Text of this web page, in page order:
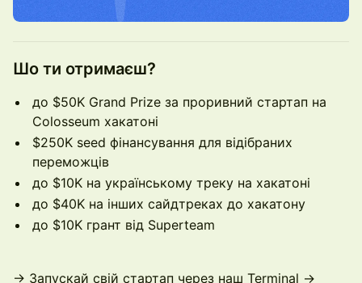
Шо ти отримаєш?
до $50K Grand Prize за проривний стартап на
Colosseum хакатоні
$250K seed фінансування для відібраних
переможців
до $10K на українському треку на хакатоні
до $40K на інших сайдтреках до хакатону
до $10K грант від Superteam
→ Запускай свій стартап через наш Terminal →